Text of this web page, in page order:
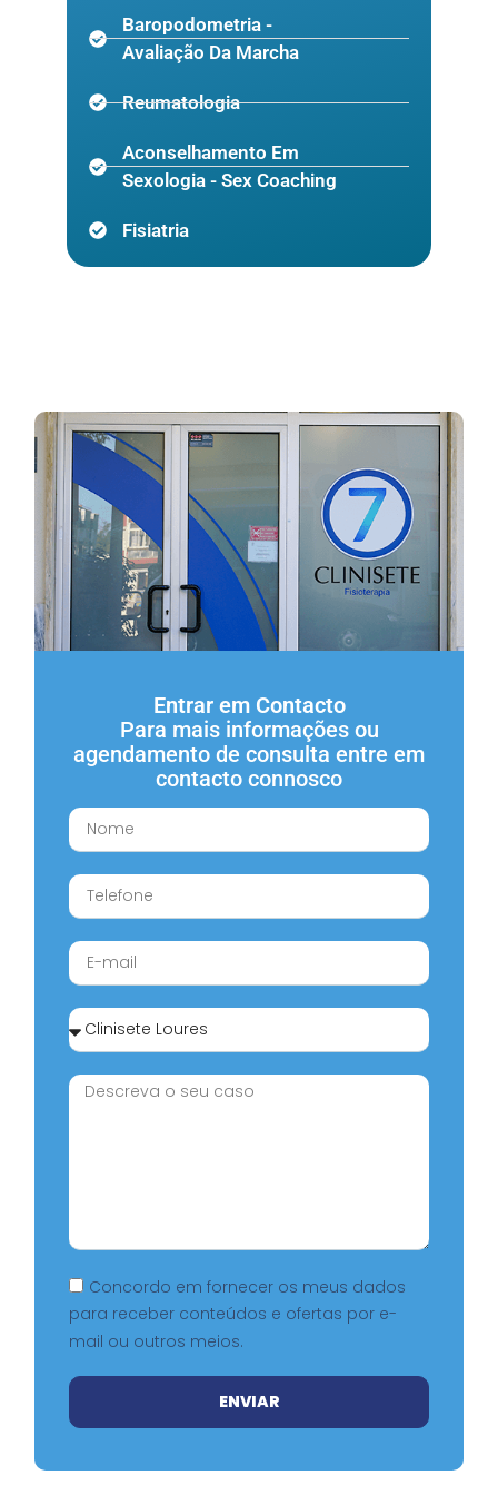
Baropodometria -
Avaliação Da Marcha
Reumatologia
Aconselhamento Em
Sexologia - Sex Coaching
Fisiatria
Entrar em Contacto
Para mais informações ou
agendamento de consulta entre em
contacto connosco
Concordo em fornecer os meus dados
para receber conteúdos e ofertas por e-
mail ou outros meios.
ENVIAR